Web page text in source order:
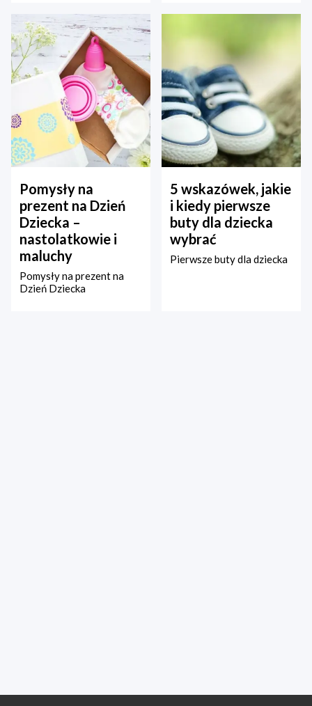
Pomysły na
prezent na Dzień
Dziecka –
nastolatkowie i
maluchy
Pomysły na prezent na
Dzień Dziecka
5 wskazówek, jakie
i kiedy pierwsze
buty dla dziecka
wybrać
Pierwsze buty dla dziecka